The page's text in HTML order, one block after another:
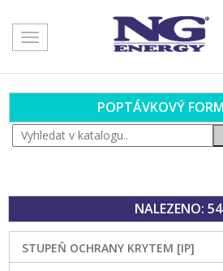
Toggle
POPTÁVKOVÝ
NALEZENO:
STUPEŇ OCHRANY KRYTEM [IP]